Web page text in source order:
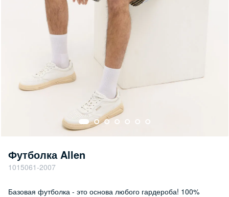
Футболка Allen
1015061-2007
Базовая футболка - это основа любого гардероба! 100%